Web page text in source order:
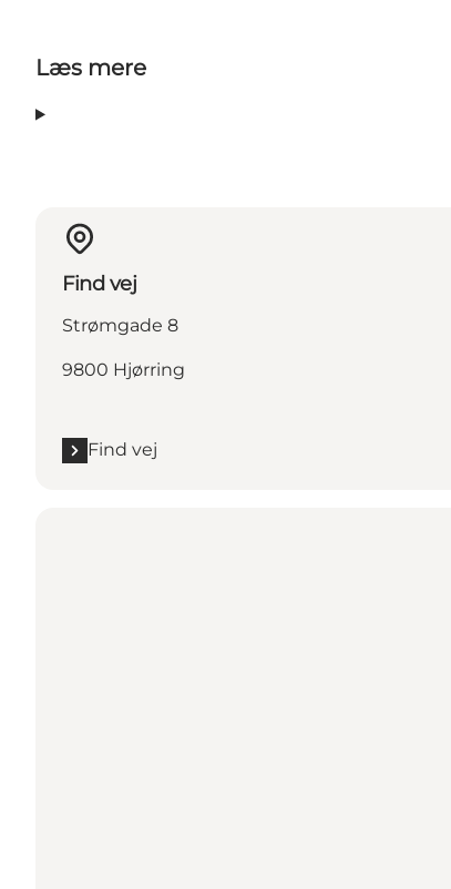
Læs mere
Find vej
Strømgade 8
9800 Hjørring
Find vej